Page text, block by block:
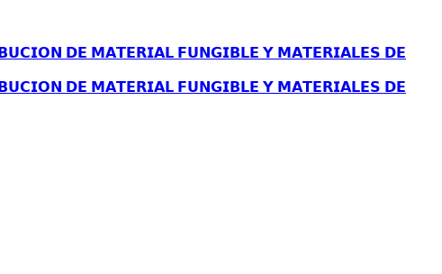
𝗗𝗘 𝗠𝗔𝗧𝗘𝗥𝗜𝗔𝗟 𝗙𝗨𝗡𝗚𝗜𝗕𝗟𝗘 𝗬 𝗠𝗔𝗧𝗘𝗥𝗜𝗔𝗟𝗘𝗦 𝗗𝗘
𝗗𝗘 𝗠𝗔𝗧𝗘𝗥𝗜𝗔𝗟 𝗙𝗨𝗡𝗚𝗜𝗕𝗟𝗘 𝗬 𝗠𝗔𝗧𝗘𝗥𝗜𝗔𝗟𝗘𝗦 𝗗𝗘